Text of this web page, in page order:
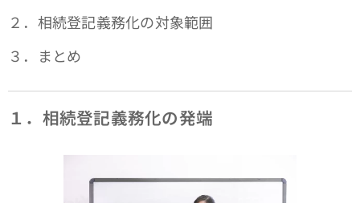
２．相続登記義務化の対象範囲
３．まとめ
１．相続登記義務化の発端